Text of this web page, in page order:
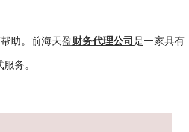
助。前海天盈 财务代理公司 是一家具有
务。